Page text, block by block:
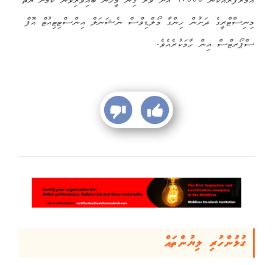
މިނިސްޓްރީގެ ދަށުން ހިންގާ މޯލްޑިވްސް ނެޝަނަލް އިންސްޓިޓިއުޓް އޮފް
ސްޕޯރޓްސް އިން ހާމަކުރެއެވެ.
ގުޅުންހުރި ލިޔުންތައް